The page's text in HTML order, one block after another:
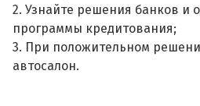
2. Узнайте решения банков и
программы кредитования;
3. При положительном
автосалон.